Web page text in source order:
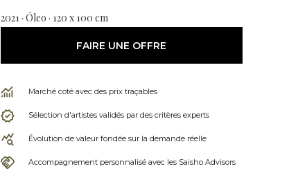
2021 · Óleo · 120 x 100 cm
FAIRE UNE OFFRE
Marché coté avec des prix traçables
Sélection d'artistes validés par des critères experts
Évolution de valeur fondée sur la demande réelle
Accompagnement personnalisé avec les Saisho Advisors